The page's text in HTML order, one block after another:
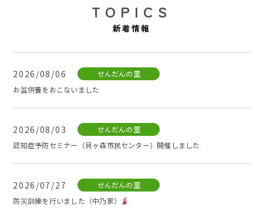
TOPICS
新着情報
2026/08/06
せんだんの里
お盆供養をおこないました
2026/08/03
せんだんの里
認知症予防セミナー（貝ヶ森市民センター）開催しました
2026/07/27
せんだんの里
防災訓練を行いました（中乃家）